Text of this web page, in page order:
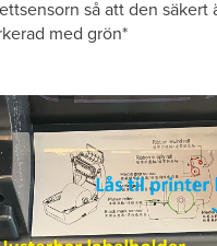
så att den säkert
med grön*